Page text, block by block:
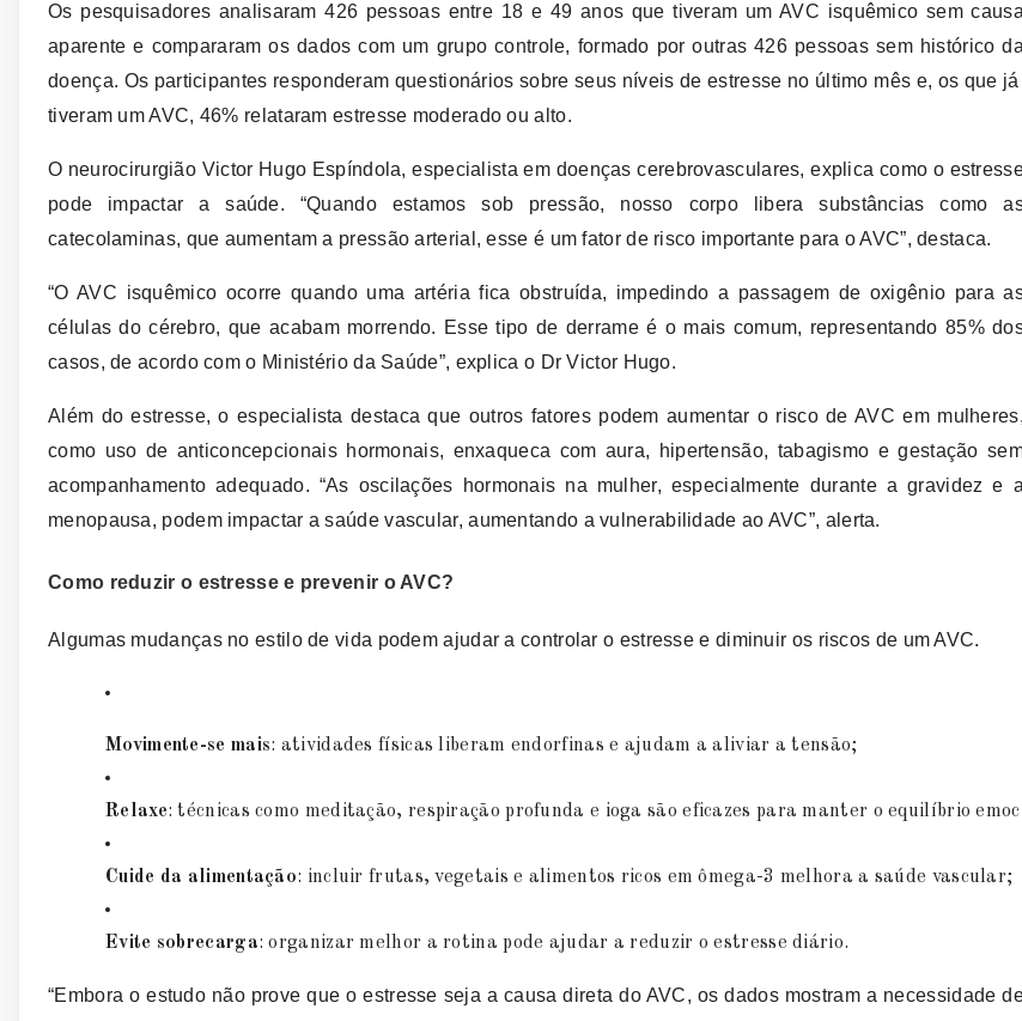
Os pesquisadores analisaram 426 pessoas entre 18 e 49 anos que tiveram um AVC isquêmico sem causa
aparente e compararam os dados com um grupo controle, formado por outras 426 pessoas sem histórico da
doença. Os participantes responderam questionários sobre seus níveis de estresse no último mês e, os que já
tiveram um AVC, 46% relataram estresse moderado ou alto.
O neurocirurgião Victor Hugo Espíndola, especialista em doenças cerebrovasculares, explica como o
pode impactar a saúde. “Quando estamos sob pressão, nosso corpo libera substâncias como
catecolaminas, que aumentam a pressão arterial, esse é um fator de risco importante para o AVC”, destaca.
“O AVC isquêmico ocorre quando uma artéria fica obstruída, impedindo a passagem de oxigênio para
células do cérebro, que acabam morrendo. Esse tipo de derrame é o mais comum, representando 85%
casos, de acordo com o Ministério da Saúde”, explica o Dr Victor Hugo.
Além do estresse, o especialista destaca que outros fatores podem aumentar o risco de AVC em mulheres,
como uso de anticoncepcionais hormonais, enxaqueca com aura, hipertensão, tabagismo e gestação
acompanhamento adequado. “As oscilações hormonais na mulher, especialmente durante a gravidez e a
menopausa, podem impactar a saúde vascular, aumentando a vulnerabilidade ao AVC”, alerta.
Como reduzir o estresse e prevenir o AVC?
Algumas mudanças no estilo de vida podem ajudar a controlar o estresse e diminuir os riscos de um AVC.
Movimente-se mais: atividades físicas liberam endorfinas e ajudam a aliviar a tensão;
Relaxe: técnicas como meditação, respiração profunda e ioga são eficazes para manter o equilíbrio
Cuide da alimentação: incluir frutas, vegetais e alimentos ricos em ômega-3 melhora a saúde vascular;
Evite sobrecarga: organizar melhor a rotina pode ajudar a reduzir o estresse diário.
“Embora o estudo não prove que o estresse seja a causa direta do AVC, os dados mostram a necessidade